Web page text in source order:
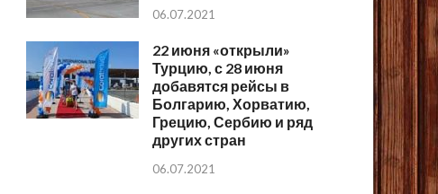
06.07.2021
22 июня «открыли»
Турцию, с 28 июня
добавятся рейсы в
Болгарию, Хорватию,
Грецию, Сербию и ряд
других стран
06.07.2021